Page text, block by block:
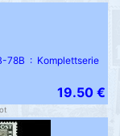
78B : Komplettserie
19.50 €